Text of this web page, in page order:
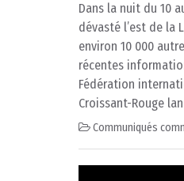
Dans la nuit du 10
dévasté l’est de la
environ 10 000
récentes
Fédération
Croissant-Rouge
Communiqués